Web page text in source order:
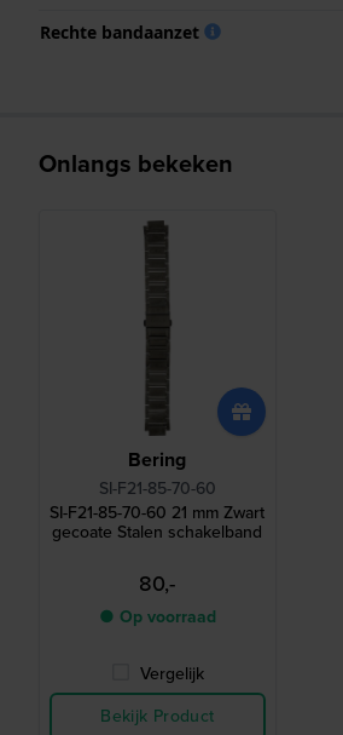
Rechte bandaanzet
Onlangs bekeken
Bering
SI-F21-85-70-60
SI-F21-85-70-60 21 mm Zwart
gecoate Stalen schakelband
80,-
● Op voorraad
Vergelijk
Bekijk Product